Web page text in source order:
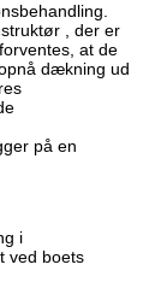
, der er
at de
dækning ud
på en
i
ved boets